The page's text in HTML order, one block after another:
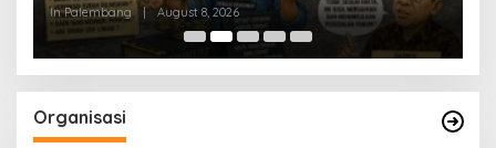
In Palembang | August 8, 2026
Organisasi